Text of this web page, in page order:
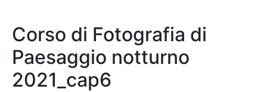
Corso di Fotografia di
Paesaggio notturno
2021_cap6